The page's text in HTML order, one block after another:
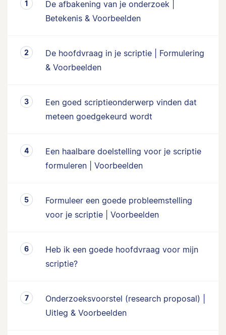
De afbakening van je onderzoek |
Betekenis & Voorbeelden
De hoofdvraag in je scriptie | Formulering
& Voorbeelden
Een goed scriptieonderwerp vinden dat
meteen goedgekeurd wordt
Een haalbare doelstelling voor je scriptie
formuleren | Voorbeelden
Formuleer een goede probleemstelling
voor je scriptie | Voorbeelden
Heb ik een goede hoofdvraag voor mijn
scriptie?
Onderzoeksvoorstel (research proposal) |
Uitleg & Voorbeelden